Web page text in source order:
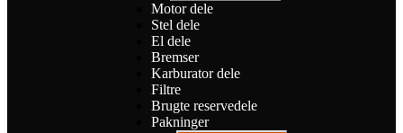
Motor dele
Stel dele
El dele
Bremser
Karburator dele
Filtre
Brugte reservedele
Pakninger